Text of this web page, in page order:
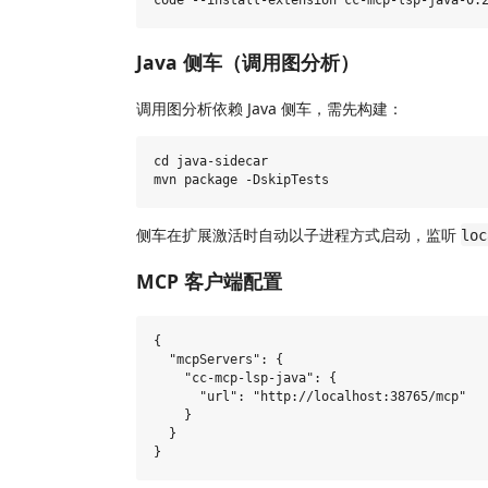
Java 侧车（调用图分析）
调用图分析依赖 Java 侧车，需先构建：
cd java-sidecar
侧车在扩展激活时自动以子进程方式启动，监听
MCP 客户端配置
{
  "mcpServers": {
    "cc-mcp-lsp-java": {
      "url": "http://localhost:38765/mcp"
    }
  }